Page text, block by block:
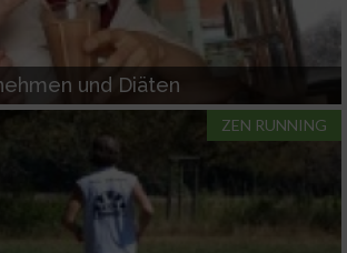
und Diäten
ZEN RUNNING